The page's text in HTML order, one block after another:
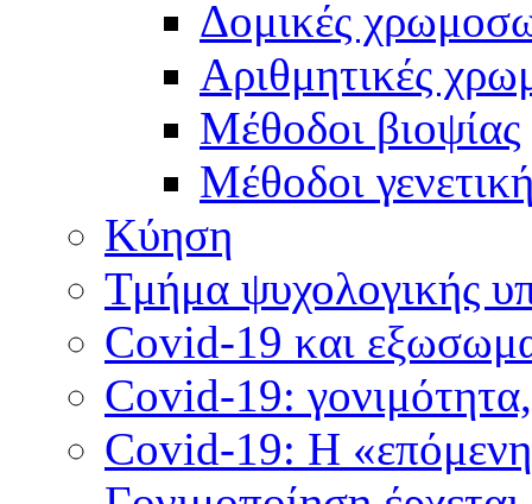
Δομικές
Αριθμητικές
Μέθοδοι βιοψίας
Mέθοδοι
Κύηση
Τμήμα ψυχολογικής
Covid-19 και
Covid-19:
Covid-19: Η